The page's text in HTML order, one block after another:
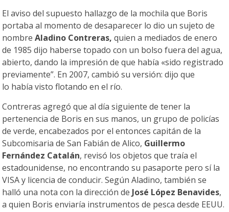
El aviso del supuesto hallazgo de la mochila que Boris
portaba al momento de desaparecer lo dio un sujeto de
nombreAladino Contreras,quien a mediados de enero
de 1985 dijo haberse topado con un bolso fuera del agua,
abierto, dando la impresión de que había «sido registrado
previamente”. En 2007, cambió su versión: dijo que
lo había visto flotando en el río.
Contreras agregó que al día siguiente de tener la
pertenencia de Boris en sus manos, un grupo de policías
de verde, encabezados por el entonces capitán de la
Subcomisaria de San Fabián de Alico, Guillermo
Fernández Catalán, revisó los objetos que traía el
estadounidense, no encontrando su pasaporte pero sí la
VISA y licencia de conducir. Según Aladino, también se
halló una nota con la dirección deJosé López Benavides,
a quien Boris enviaría instrumentos de pesca desde EEUU.